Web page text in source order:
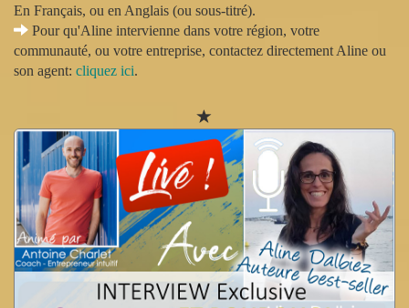
En Français, ou en Anglais (ou sous-titré).
Pour qu'Aline intervienne dans votre région, votre
communauté, ou votre entreprise, contactez directement Aline ou
son agent: cliquez ici.